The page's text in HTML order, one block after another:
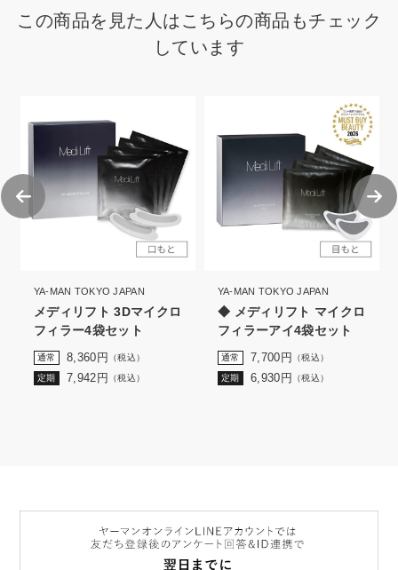
この商品を見た人はこちらの商品もチェック
しています
YA-MAN TOKYO JAPAN
メディリフト 3Dマイクロ
フィラー4袋セット
通常 8,360 円 （税込）
定期 7,942 円 （税込）
YA-MAN TOKYO JAPAN
◆ メディリフト マイクロ
フィラーアイ4袋セット
通常 7,700 円 （税込）
定期 6,930 円 （税込）